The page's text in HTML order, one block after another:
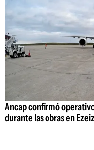
Ancap confirmó
durante las obras en